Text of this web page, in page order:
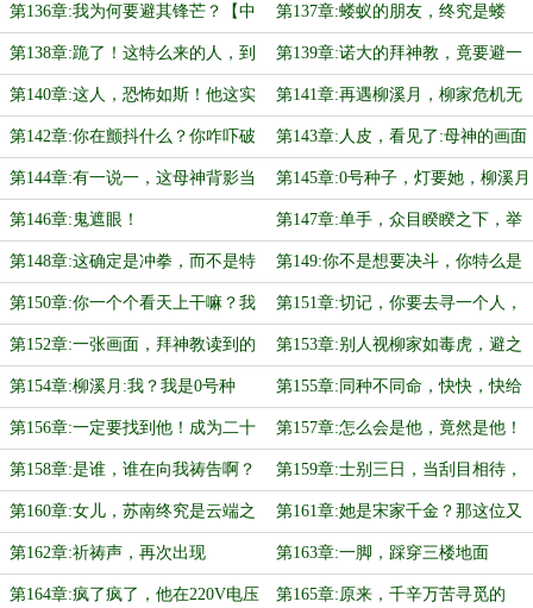
了！
都被拘押了，还神？神经差不多！ 密，上篇！
第136章:我为何要避其锋芒？【中
篇】
第137章:蝼蚁的朋友，终究是蝼
蚁！
第138章:跪了！这特么来的人，到
底是什么啊！恐怖，好恐怖啊！！
第139章:诺大的拜神教，竟要避一
人锋芒！！之前不懂，现在真懂了！
第140章:这人，恐怖如斯！他这实
力根本不该存世才对！
第141章:再遇柳溪月，柳家危机无
人可救！
第142章:你在颤抖什么？你咋吓破
胆了，难道，你认识我？【求订
阅！】
第143章:人皮，看见了:母神的画面
第144章:有一说一，这母神背影当
真漂亮！
第145章:0号种子，灯要她，柳溪月
也最适配那一盏灯！
第146章:鬼遮眼！ 第147章:单手，众目睽睽之下，举
起40吨钢铁巨兽！！！
第148章:这确定是冲拳，而不是特
么的龟派气功？！
第149:你不是想要决斗，你特么是
想要笑死我啊！
第150章:你一个个看天上干嘛？我
问你们话呢！
第151章:切记，你要去寻一个人，
因为全世界只有他能拯救你的悲剧！
第152章:一张画面，拜神教读到的
是恐惧，凡人读到的是:嗤之以鼻！
第153章:别人视柳家如毒虎，避之
不及，你特么却往上贴？？
第154章:柳溪月:我？我是0号种
子？为什么？
第155章:同种不同命，快快，快给
天王报喜！
第156章:一定要找到他！成为二十
八星宿的契机！
第157章:怎么会是他，竟然是他！
老天，这玩笑开大了吧！
第158章:是谁，谁在向我祷告啊？ 第159章:士别三日，当刮目相待，
我们现在可牛了！【感谢舵主打
赏！】
第160章:女儿，苏南终究是云端之
上的人，咱们必须要无所不用其极
啊！
第161章:她是宋家千金？那这位又
是谁的千金？
第162章:祈祷声，再次出现 第163章:一脚，踩穿三楼地面
第164章:疯了疯了，他在220V电压 第165章:原来，千辛万苦寻觅的